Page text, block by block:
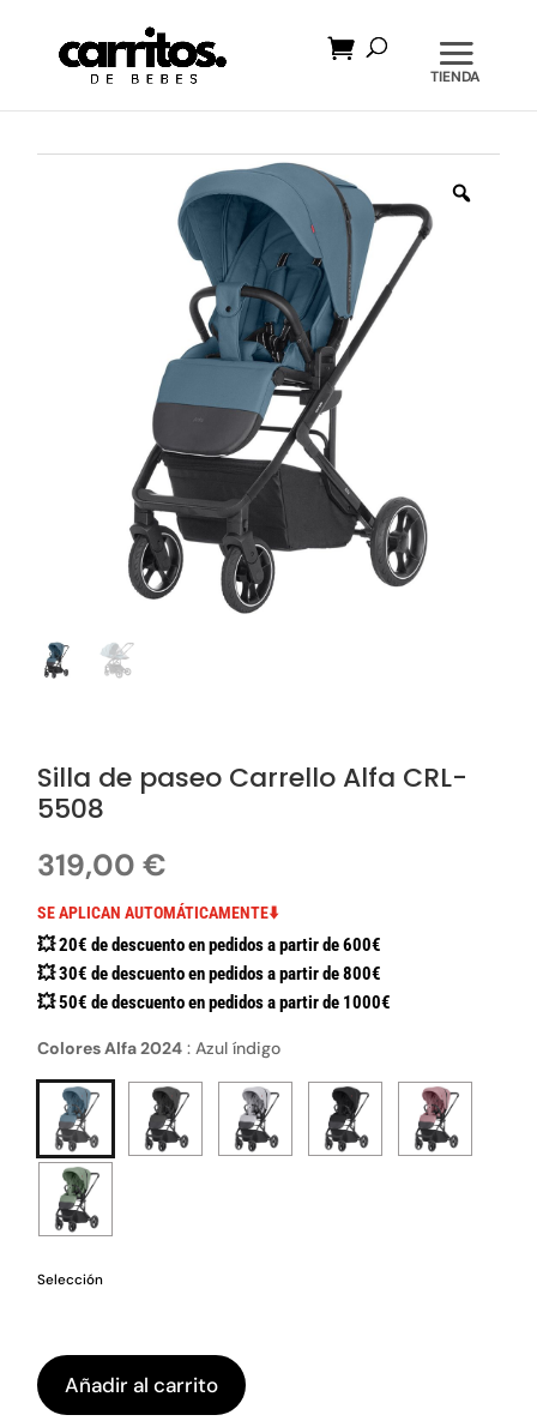
productos
Silla de paseo Carrello Alfa CRL-
5508
319,00€
SE APLICAN AUTOMÁTICAMENTE⬇️
💥 20€ de descuento en pedidos a partir de 600€
💥 30€ de descuento en pedidos a partir de 800€
💥 50€ de descuento en pedidos a partir de 1000€
Colores Alfa 2024 : Azul índigo
Selección
Añadir al carrito